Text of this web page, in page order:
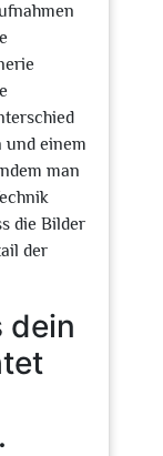
und einem
man
die Bilder
der
dein